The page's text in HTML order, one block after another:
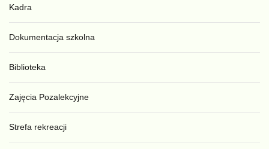
Kadra
Dokumentacja szkolna
Biblioteka
Zajęcia Pozalekcyjne
Strefa rekreacji